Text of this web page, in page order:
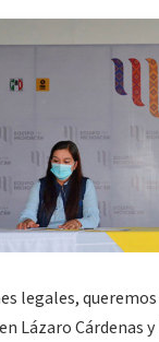
legales,
Lázaro Cárdenas